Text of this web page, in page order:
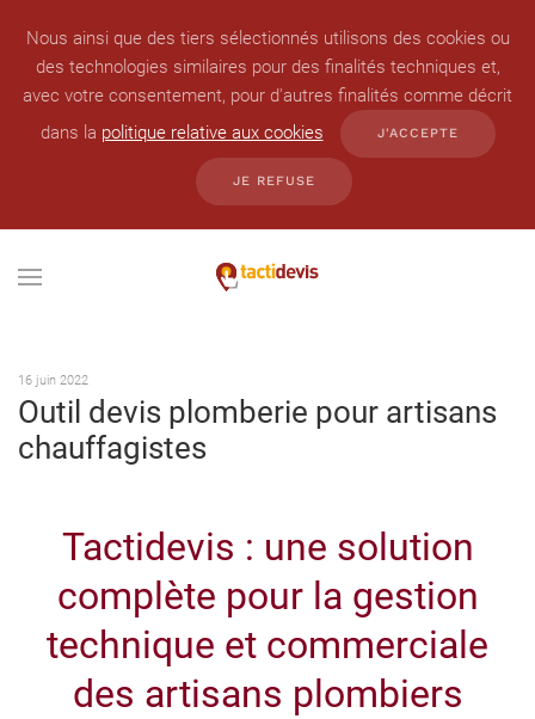
Nous ainsi que des tiers sélectionnés utilisons des cookies ou
des technologies similaires pour des finalités techniques et,
avec votre consentement, pour d'autres finalités comme décrit
dans la politique relative aux cookies J'ACCEPTE
JE REFUSE
16 juin 2022
Outil devis plomberie pour artisans
chauffagistes
Tactidevis : une solution
complète pour la gestion
technique et commerciale
des artisans plombiers